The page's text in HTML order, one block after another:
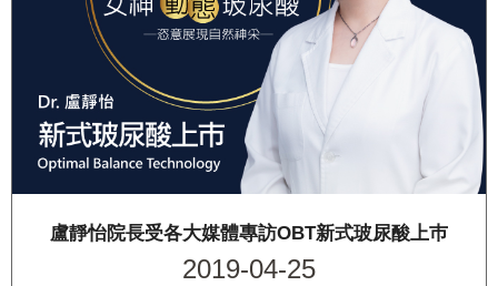
盧靜怡院長受各大媒體專訪OBT新式玻尿酸上巿
2019-04-25